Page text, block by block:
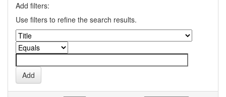
Add filters:
Use filters to refine the search results.